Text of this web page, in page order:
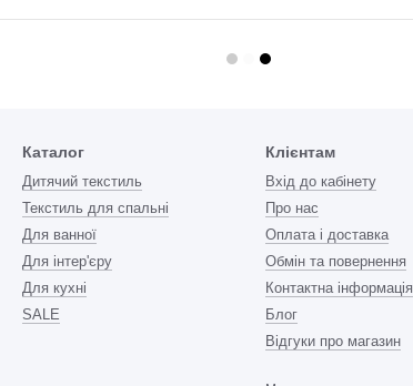
Каталог
Дитячий текстиль
Текстиль для спальні
Для ванної
Для інтер'єру
Для кухні
SALE
Клієнтам
Вхід до кабінету
Про нас
Оплата і доставка
Обмін та повернення
Контактна інформація
Блог
Відгуки про магазин